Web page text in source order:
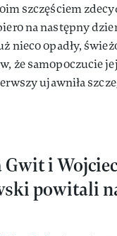
szczęściem
na następny
nieco opadły,
że samopoczucie
ujawniła
i
powitali